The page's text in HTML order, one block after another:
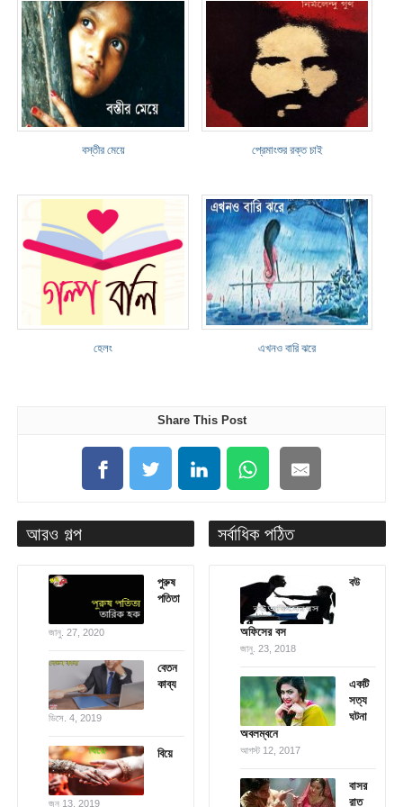
বস্তীর মেয়ে প্রেমাংশুর রক্ত চাই
হেলং এখনও বারি ঝরে
Share This Post
আরও গল্প
পুরুষ
পতিতা
জানু. 27, 2020
বেতন
কাব্য
ডিসে. 4, 2019
বিয়ে
জুন 13, 2019
সর্বাধিক পঠিত
বউ
অফিসের বস
জানু. 23, 2018
একটি
সত্য
ঘটনা
অবলম্বনে
আগস্ট 12, 2017
বাসর
রাত